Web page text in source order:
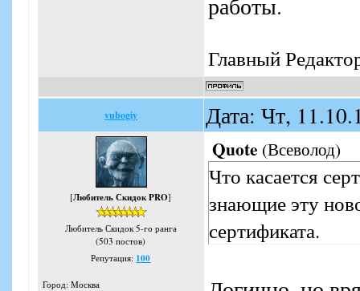
работы.
Главный
vubogiy Дата: Чт,
[Любитель Скидок PRO]
Любитель Скидок 5-го ранга
(503 постов)
Репутация: 100
Город: Москва
Quote (Всеволод)
Что касается
знающие эту
сертификата.